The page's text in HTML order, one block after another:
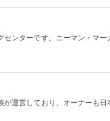
ンターです。ニーマン・マー
が運営しており、オーナーも日